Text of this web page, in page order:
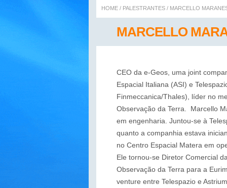
MARCELLO
HOME/ PALESTRANTES/ MARCELLO
CEO da e-Geos, uma joint
Espacial Italiana (ASI) e
Finmeccanica/Thales), líder no
Observação da Terra. Marcello
em engenharia. Juntou-se à
quanto a companhia estava
no Centro Espacial Matera em
Ele tornou-se Diretor Comercial
Observação da Terra para a
venture entre Telespazio e